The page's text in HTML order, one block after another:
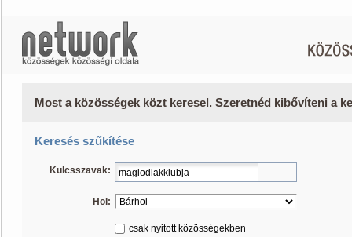
Most a közösségek közt keresel. Szeretnéd kibővíteni a
Keresés szűkítése
Kulcsszavak:
Hol:
csak nyitott közösségekben